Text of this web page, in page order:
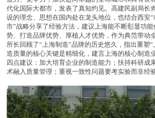
代化国际大都市，发表了真知灼见。高建民副局长
设的理念、思想在国内处在龙头地位，也结合西安
市”战略分享了经验方法，建议上海能不断彰显功
势、打造品牌优势、厚植人才优势，作为典范带动
所长回顾了“上海制造”品牌的历史悠久，指出重塑
造质量的核心关键是精细化，建言上海的核心制造
四点建议：加大培育企业的制造能力；扶持科研成
术融入质量管理；重视一致性问题要考实验而非经验